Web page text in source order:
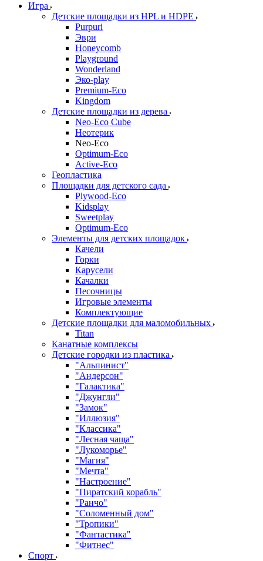
Игра
Детские площадки из HPL и HDPE
Purpuri
Эври
Honeycomb
Playground
Wonderland
Эко-play
Premium-Eco
Kingdom
Детские площадки из дерева
Neo-Eco Cube
Неотерик
Neo-Eco
Оptimum-Еco
Active-Eco
Геопластика
Площадки для детского сада
Plywood-Eco
Kidsplay
Sweetplay
Оptimum-Еco
Элементы для детских площадок
Качели
Горки
Карусели
Качалки
Песочницы
Игровые элементы
Комплектующие
Детские площадки для маломобильных
Titan
Канатные комплексы
Детские городки из пластика
"Альпинист"
"Андерсон"
"Галактика"
"Джунгли"
"Замок"
"Иллюзия"
"Классика"
"Лесная чаща"
"Лукоморье"
"Магия"
"Мечта"
"Настроение"
"Пиратский корабль"
"Ранчо"
"Соломенный дом"
"Тропики"
"Фантастика"
"Фитнес"
Спорт